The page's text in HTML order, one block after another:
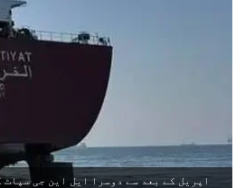
اپریل کے بعد سے دوسرا ایل این جی